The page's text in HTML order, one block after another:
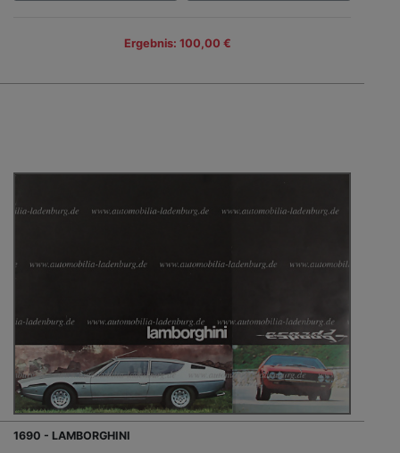
Ergebnis: 100,00 €
1690 - LAMBORGHINI